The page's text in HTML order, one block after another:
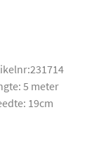
5 meter
19cm